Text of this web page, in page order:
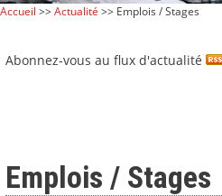
Accueil >>Actualité >> Emplois / Stages
Abonnez-vous au flux d'actualité
Emplois / Stages